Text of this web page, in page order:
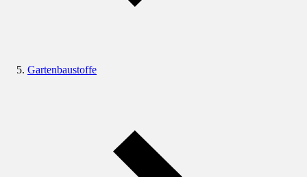
Gartenbaustoffe